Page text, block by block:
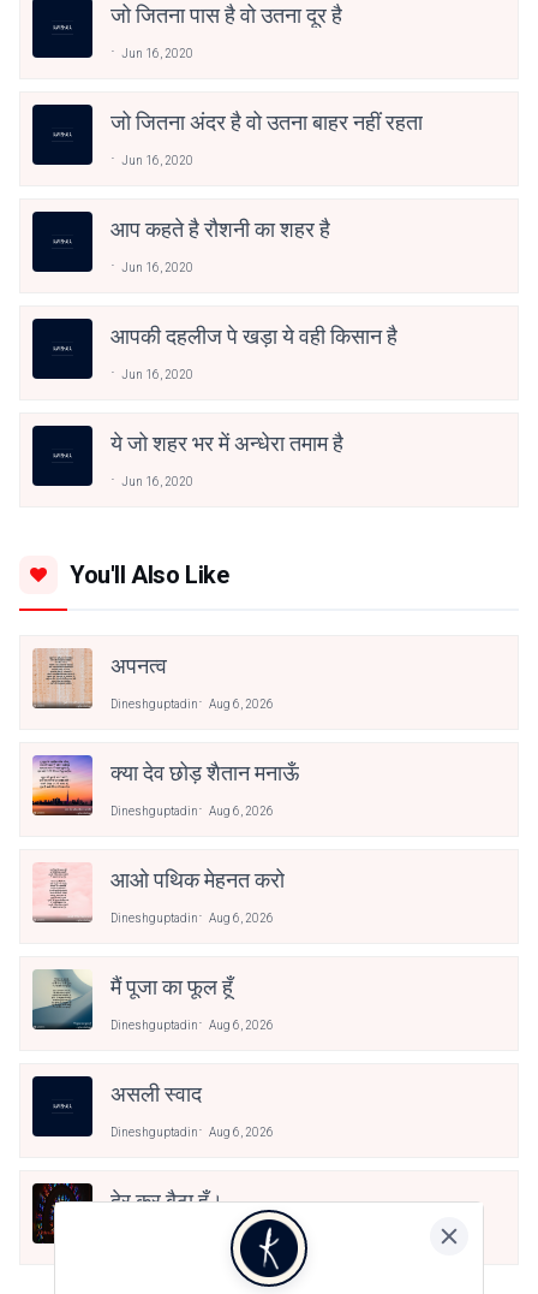
जो जितना पास है वो उतना दूर है
Jun 16, 2020
जो जितना अंदर है वो उतना बाहर नहीं रहता
Jun 16, 2020
आप कहते है रौशनी का शहर है
Jun 16, 2020
आपकी दहलीज पे खड़ा ये वही किसान है
Jun 16, 2020
ये जो शहर भर में अन्धेरा तमाम है
Jun 16, 2020
You'll Also Like
अपनत्व
Dineshguptadin Aug 6, 2026
क्या देव छोड़ शैतान मनाऊँ
Dineshguptadin Aug 6, 2026
आओ पथिक मेहनत करो
Dineshguptadin Aug 6, 2026
मैं पूजा का फूल हूँ
Dineshguptadin Aug 6, 2026
असली स्वाद
Dineshguptadin Aug 6, 2026
देर कर बैठा हूँ।
Aug 6, 2026